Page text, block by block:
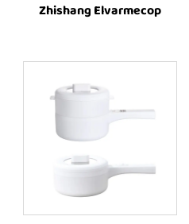
Zhishang Elvarmecop